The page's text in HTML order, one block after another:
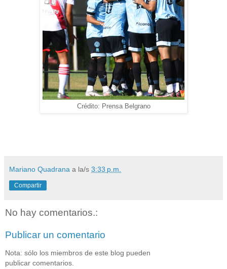
Crédito: Prensa Belgrano
Mariano Quadrana a la/s 3:33 p.m.
Compartir
No hay comentarios.:
Publicar un comentario
Nota: sólo los miembros de este blog pueden
publicar comentarios.